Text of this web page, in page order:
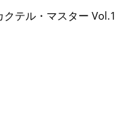
テル・マスター Vol.1